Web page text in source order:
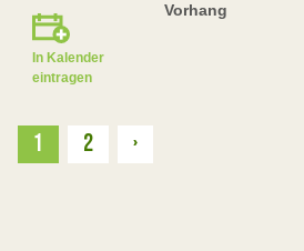
In Kalender
eintragen
Vorhang
1 2 ›Weiter